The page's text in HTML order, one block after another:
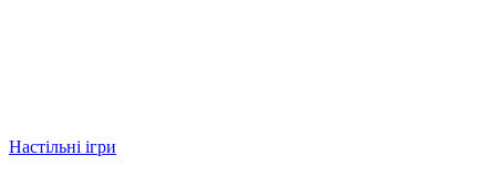
Настільні ігри